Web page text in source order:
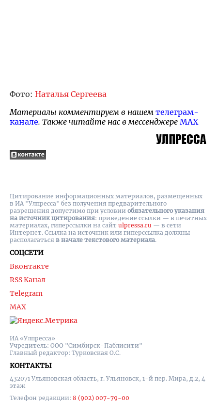
Фото: Наталья Сергеева
Материалы комментируем в нашем телеграм-
канале. Также читайте нас в мессенджере MAX
ИА «Улпресса»
Учредитель: ООО "Симбирск-Паблисити"
Главный редактор: Турковская О.С.
КОНТАКТЫ
432071 Ульяновская область, г. Ульяновск, 1-й пер. Мира, д.2, 4
этаж
Телефон редакции: 8 (902) 007-79-00
СОЦСЕТИ
Вконтакте
RSS Канал
Telegram
MAX
Цитирование информационных материалов, размещенных
в ИА "Улпресса" без получения предварительного
разрешения допустимо при условии обязательного указания
на источник цитирования: приведение ссылки — в печатных
материалах, гиперссылки на cайт ulpressa.ru — в сети
Интернет. Ссылка на источник или гиперссылка должны
располагаться в начале текстового материала.